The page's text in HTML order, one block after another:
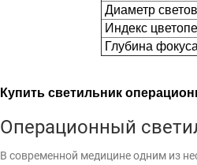
Диаметр
Индекс
Глубина
Купить светильник
Операционный
В современной медицине одним из